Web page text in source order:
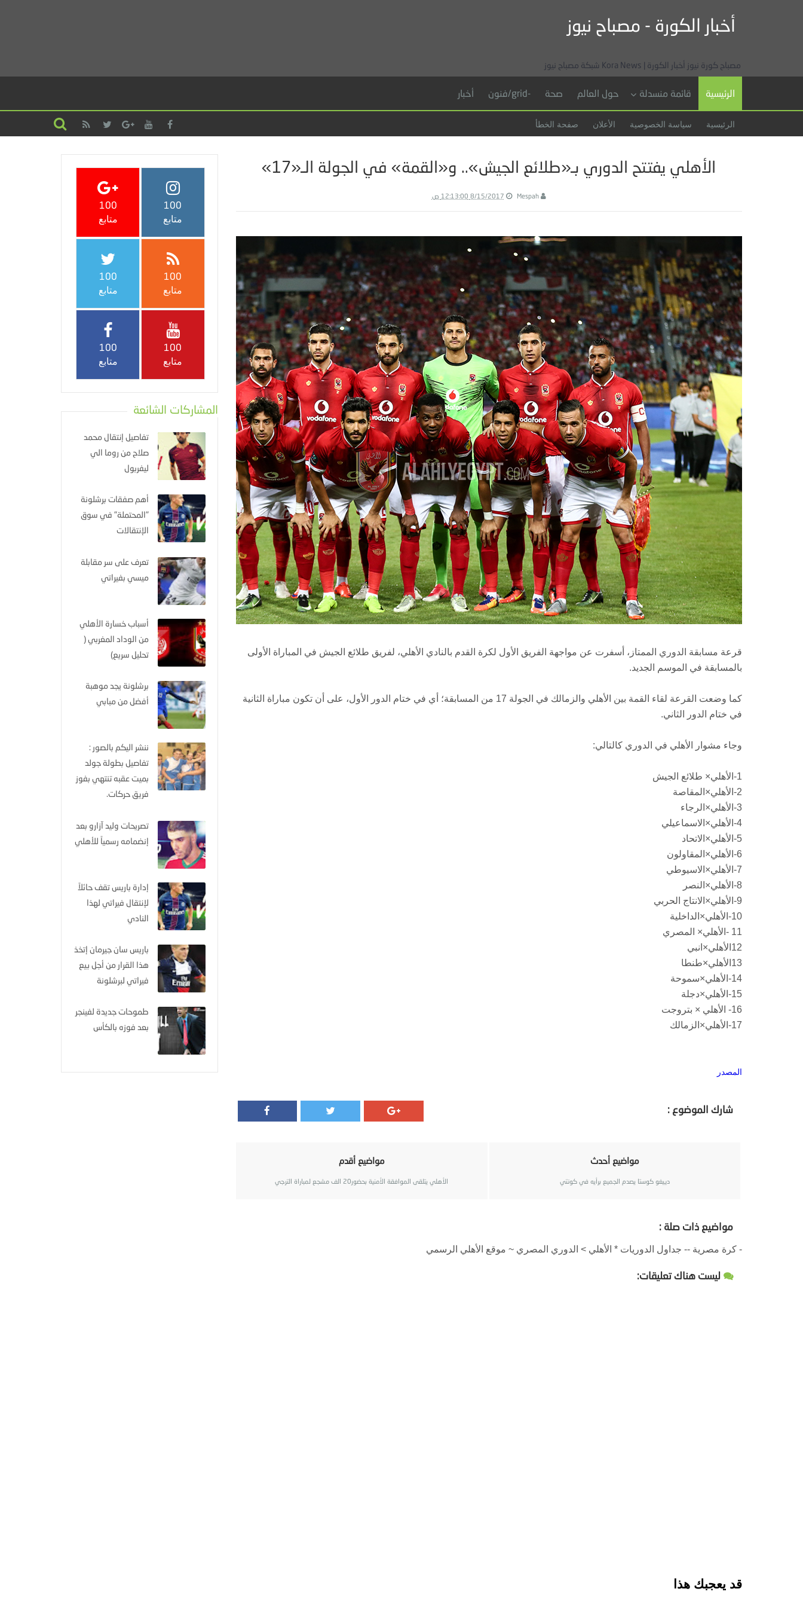
أخبار الكورة - مصباح نيوز
مصباح كورة نيوز أخبار الكورة | Kora News شبكة مصباح نيوز
الرئيسية قائمة منسدلة حول العالم صحة -grid/فنون أخبار
الرئيسية سياسة الخصوصية الأعلان صفحة الخطأ
الأهلي يفتتح الدوري بـ«طلائع الجيش».. و«القمة» في الجولة الـ«17»
Mespah 8/15/2017 12:13:00 ص
قرعة مسابقة الدوري الممتاز، أسفرت عن مواجهة الفريق الأول لكرة القدم بالنادي الأهلي، لفريق طلائع الجيش في المباراة الأولى
بالمسابقة في الموسم الجديد.
كما وضعت القرعة لقاء القمة بين الأهلي والزمالك في الجولة 17 من المسابقة؛ أي في ختام الدور الأول، على أن تكون مباراة الثانية
في ختام الدور الثاني.
وجاء مشوار الأهلي في الدوري كالتالي:
1-الأهلي× طلائع الجيش
2-الأهلي×المقاصة
3-الأهلي×الرجاء
4-الأهلي×الاسماعيلي
5-الأهلي×الاتحاد
6-الأهلي×المقاولون
7-الأهلي×الاسيوطي
8-الأهلي×النصر
9-الأهلي×الانتاج الحربي
10-الأهلي×الداخلية
11 -الأهلي× المصري
12الأهلي×انبي
13الأهلي×طنطا
14-الأهلي×سموحة
15-الأهلي×دجلة
16- الأهلي × بتروجت
17-الأهلي×الزمالك
المصدر
شارك الموضوع :
مواضيع أحدث
دييغو كوستا يصدم الجميع برأيه في كونتي
مواضيع أقدم
الأهلي يتلقى الموافقة الأمنية بحضور20 الف مشجع لمباراة الترجي
مواضيع ذات صلة :
- كرة مصرية -- جداول الدوريات * الأهلي > الدوري المصري ~ موقع الأهلي الرسمي
ليست هناك تعليقات:
قد يعجبك هذا
100
متابع
100
متابع
100
متابع
100
متابع
100
متابع
100
متابع
المشاركات الشائعة
تفاصيل إنتقال محمد
صلاح من روما الي
ليفربول
أهم صفقات برشلونة
"المحتملة" في سوق
الإنتقالات
تعرف على سر مقابلة
ميسي بفيراتي
أسباب خسارة الأهلي
من الوداد المغربي (
تحليل سريع)
برشلونة يجد موهبة
أفضل من مبابي
ننشر اليكم بالصور :
تفاصيل بطولة جولد
بميت عقبه تنتهي بفوز
فريق حركات.
تصريحات وليد آزارو بعد
إنضمامه رسمياً للأهلي
إدارة باريس تقف حائلاً
لإنتقال فيراتي لهذا
النادي
باريس سان جيرمان إتخذ
هذا القرار من أجل بيع
فيراتي لبرشلونة
طموحات جديدة لفينجر
بعد فوزه بالكأس